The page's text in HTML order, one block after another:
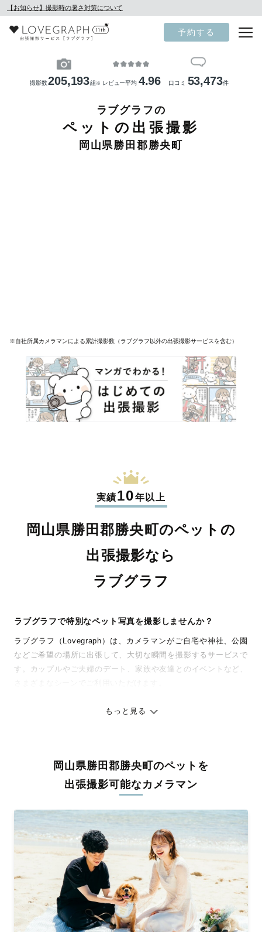
【お知らせ】撮影時の暑さ対策について
予約する
撮影数205,193組 ※ レビュー平均 4.96 口コミ 53,473件
ラブグラフの
ペットの出張撮影
岡山県勝田郡勝央町
※自社所属カメラマンによる累計撮影数（ラブグラフ以外の出張撮影サービスを含む）
実績10年以上
岡山県勝田郡勝央町のペットの
出張撮影なら
ラブグラフ
ラブグラフで特別なペット写真を撮影しませんか？
ラブグラフ（Lovegraph）は、カメラマンがご自宅や神社、公園
などご希望の場所に出張して、大切な瞬間を撮影するサービスで
す。カップルやご夫婦のデート、家族や友達とのイベントなど、
ありのままの空気感を大切に、何十年経っても見返したくなるよ
料金は全国どこでも一律。わかりやすく安心の価格設定です。オ
リジナルの研修と厳正な審査に合格し、撮影技術やホスピタリテ
ィを身につけたプロのカメラマンが全国47都道府県に在籍してい
験をお届けします。
丁寧なレタッチで思い出を美しく仕上げます
撮影後は、独自の編集技術で写真の明るさや色合いを丁寧に調
整。自然な雰囲気を残しつつも、おしゃれで洗練された仕上がり
に。きっと「こんな写真を撮ってほしかった！」と思える一枚に
出会えます。まずは、ラブグラフの 撮影事例をご覧ください。
もっと見る
岡山県勝田郡勝央町のペットを
出張撮影可能なカメラマン